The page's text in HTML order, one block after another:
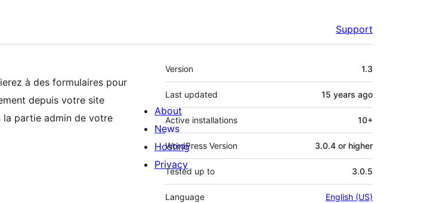
Support
à des formulaires pour
depuis votre site
la partie admin de votre
Meta
Version 1.3
Last updated 15 years ago
Active installations 10+
WordPress Version 3.0.4 or higher
Tested up to 3.0.5
Language English (US)
About
News
Hosting
Privacy